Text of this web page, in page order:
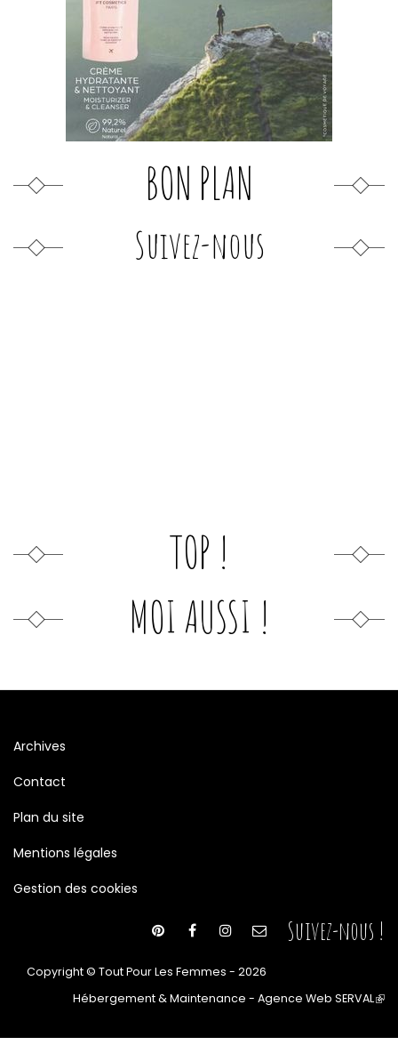
BON PLAN
Suivez-nous
TOP !
MOI AUSSI !
Archives
Contact
Plan du site
Mentions légales
Gestion des cookies
Suivez-nous !
Copyright © Tout Pour Les Femmes - 2026
Hébergement & Maintenance - Agence Web SERVAL(le